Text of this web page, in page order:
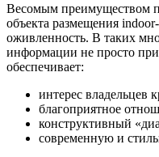
Весомым преимуществом
объекта размещения
оживленность. В таких
информации не просто
обеспечивает:
интерес владельцев
благоприятное
конструктивный
современную и